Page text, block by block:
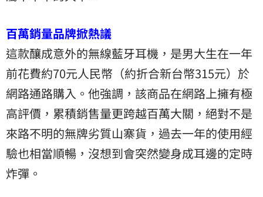
百萬銷量品牌掀熱議
這款釀成意外的無線藍牙耳機，是男大生在一年
前花費約70元人民幣（約折合新台幣315元）於
網路通路購入。他強調，該商品在網路上擁有極
高評價，累積銷售量更跨越百萬大關，絕對不是
來路不明的無牌劣質山寨貨，過去一年的使用經
驗也相當順暢，沒想到會突然變身成耳邊的定時
炸彈。